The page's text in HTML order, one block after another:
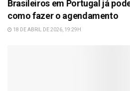
Brasileiros em Portugal já
como fazer o agendamento
18 DE ABRIL DE 2026, 19:29H